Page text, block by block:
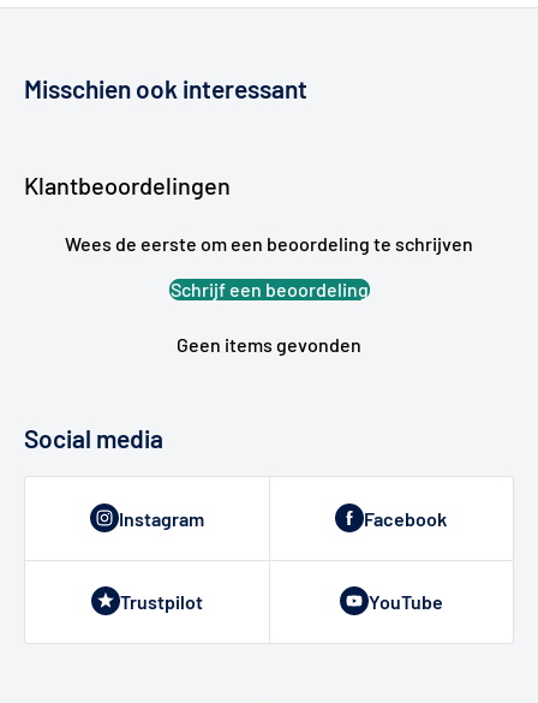
Misschien ook interessant
Klantbeoordelingen
Wees de eerste om een beoordeling te schrijven
Schrijf een beoordeling
Geen items gevonden
Social media
Instagram Facebook
Trustpilot YouTube